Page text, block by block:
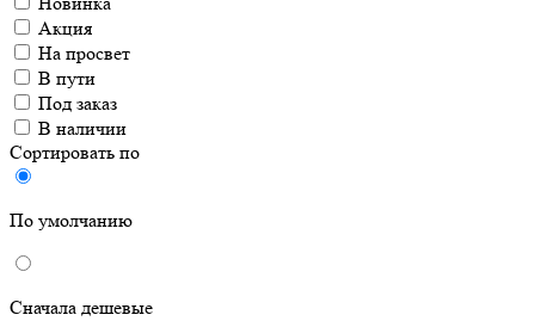
Акция
На просвет
В пути
Под заказ
В наличии
Сортировать по
По умолчанию
Сначала дешевые